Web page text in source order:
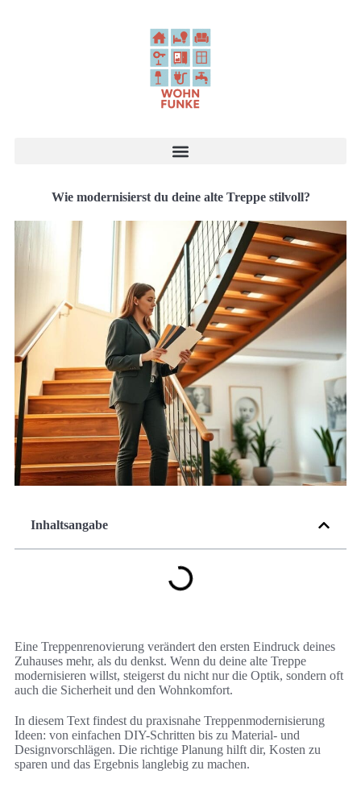
Wie modernisierst du deine alte Treppe stilvoll?
Inhaltsangabe
Eine Treppenrenovierung verändert den ersten Eindruck deines
Zuhauses mehr, als du denkst. Wenn du deine alte Treppe
modernisieren willst, steigerst du nicht nur die Optik, sondern oft
auch die Sicherheit und den Wohnkomfort.
In diesem Text findest du praxisnahe Treppenmodernisierung
Ideen: von einfachen DIY-Schritten bis zu Material- und
Designvorschlägen. Die richtige Planung hilft dir, Kosten zu
sparen und das Ergebnis langlebig zu machen.